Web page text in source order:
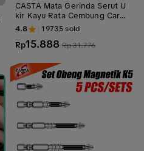
CASTA Mata Gerinda Serut U
kir Kayu Rata Cembung Carvi
ng Saw Wood Gerinda Ampla
s Kayu
4.8 19735sold
Rp15.888 Rp31.776